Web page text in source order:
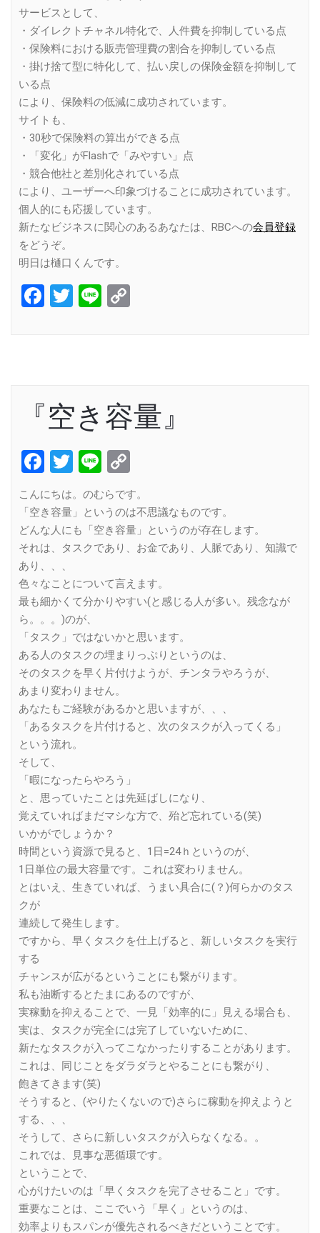
サービスとして、
・ダイレクトチャネル特化で、人件費を抑制している点
・保険料における販売管理費の割合を抑制している点
・掛け捨て型に特化して、払い戻しの保険金額を抑制して
いる点
により、保険料の低減に成功されています。
サイトも、
・30秒で保険料の算出ができる点
・「変化」がFlashで「みやすい」点
・競合他社と差別化されている点
により、ユーザーへ印象づけることに成功されています。
個人的にも応援しています。
新たなビジネスに関心のあるあなたは、RBCへの会員登録
をどうぞ。
明日は樋口くんです。
Facebook
Twitter
Line
『空き容量』
Facebook
Twitter
Line
Link
こんにちは。のむらです。
「空き容量」というのは不思議なものです。
どんな人にも「空き容量」というのが存在します。
それは、タスクであり、お金であり、人脈であり、知識で
あり、、、
色々なことについて言えます。
最も細かくて分かりやすい(と感じる人が多い。残念なが
ら。。。)のが、
「タスク」ではないかと思います。
ある人のタスクの埋まりっぷりというのは、
そのタスクを早く片付けようが、チンタラやろうが、
あまり変わりません。
あなたもご経験があるかと思いますが、、、
「あるタスクを片付けると、次のタスクが入ってくる」
という流れ。
そして、
「暇になったらやろう」
と、思っていたことは先延ばしになり、
覚えていればまだマシな方で、殆ど忘れている(笑)
いかがでしょうか？
時間という資源で見ると、1日=24ｈというのが、
1日単位の最大容量です。これは変わりません。
とはいえ、生きていれば、うまい具合に(？)何らかのタス
クが
連続して発生します。
ですから、早くタスクを仕上げると、新しいタスクを実行
する
チャンスが広がるということにも繋がります。
私も油断するとたまにあるのですが、
実稼動を抑えることで、一見「効率的に」見える場合も、
実は、タスクが完全には完了していないために、
新たなタスクが入ってこなかったりすることがあります。
これは、同じことをダラダラとやることにも繋がり、
飽きてきます(笑)
そうすると、(やりたくないので)さらに稼動を抑えようと
する、、、
そうして、さらに新しいタスクが入らなくなる。。
これでは、見事な悪循環です。
ということで、
心がけたいのは「早くタスクを完了させること」です。
重要なことは、ここでいう「早く」というのは、
効率よりもスパンが優先されるべきだということです。